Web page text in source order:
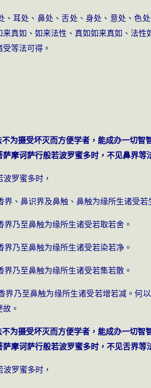
、耳处、鼻处、舌处、身处、意处、色
真如、如来法性、真如如来真如、法
等法可得。
为摄受坏灭而方便学者，能成办一切
摩诃萨行般若波罗蜜多时，不见鼻界
罗蜜多时，
界、鼻识界及鼻触、鼻触为缘所生诸受若
乃至鼻触为缘所生诸受若取若舍。
乃至鼻触为缘所生诸受若染若净。
乃至鼻触为缘所生诸受若集若散。
界乃至鼻触为缘所生诸受若增若减。何
。
为摄受坏灭而方便学者，能成办一切
摩诃萨行般若波罗蜜多时，不见舌界
罗蜜多时，